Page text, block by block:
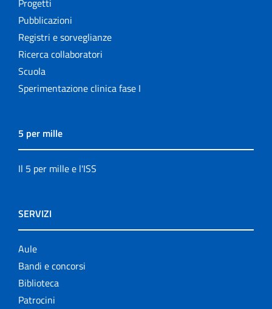
Progetti
Pubblicazioni
Registri e sorveglianze
Ricerca collaboratori
Scuola
Sperimentazione clinica fase I
5 per mille
Il 5 per mille e l'ISS
SERVIZI
Aule
Bandi e concorsi
Biblioteca
Patrocini